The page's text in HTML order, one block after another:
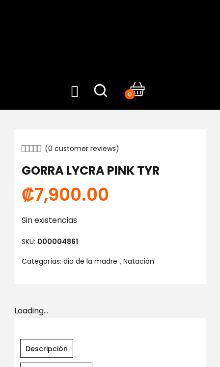
0
(0 customer reviews)
GORRA LYCRA PINK TYR
₡7,900.00
Sin existencias
SKU: 000004861
Categorías: dia de la madre , Natación
Loading...
Descripción